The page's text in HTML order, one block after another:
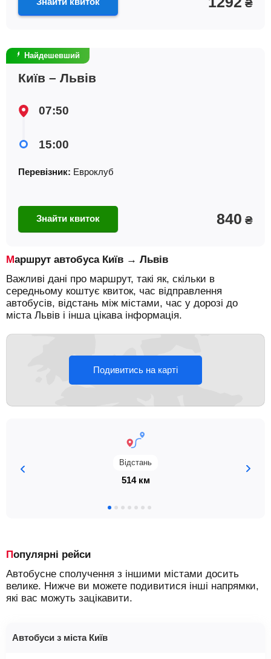
₴
Найдешевший
Київ – Львів
07:50
15:00
Перевізник: Евроклуб
Знайти квиток 840 ₴
Маршрут автобуса Київ → Львів
Важливі дані про маршрут, такі як, скільки в
середньому коштує квиток, час відправлення
автобусів, відстань між містами, час у дорозі до
міста Львів і інша цікава інформація.
Подивитись на карті
Відстань
514 км
Популярні рейси
Автобусне сполучення з іншими містами досить
велике. Нижче ви можете подивитися інші напрямки,
які вас можуть зацікавити.
Автобуси з міста Київ